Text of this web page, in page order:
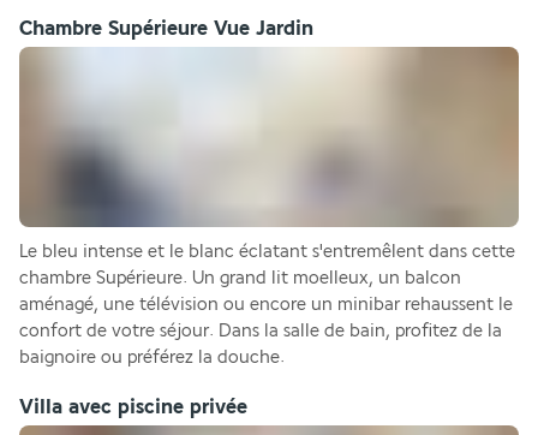
Chambre Supérieure Vue Jardin
Le bleu intense et le blanc éclatant s'entremêlent dans cette
chambre Supérieure. Un grand lit moelleux, un balcon
aménagé, une télévision ou encore un minibar rehaussent le
confort de votre séjour. Dans la salle de bain, profitez de la
baignoire ou préférez la douche.
Villa avec piscine privée